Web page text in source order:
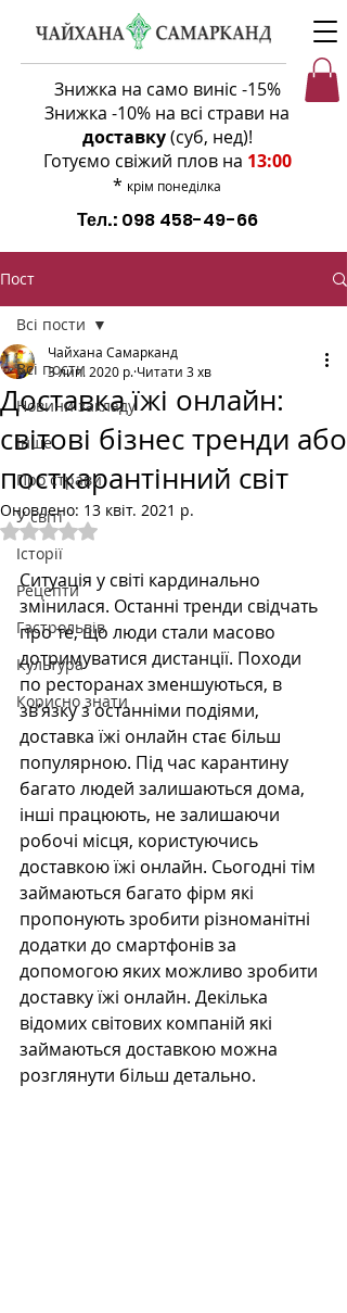
Знижка на само виніс -15%
Знижка -10% на всі страви на
доставку(суб, нед)!
Готуємо свіжий плов на 13:00
* крім понеділка
Тел.: 098 458-49-66
Пост
Всі пости
Новини закладу
Інше
Про страви
У світі
Історії
Рецепти
Гастрольвів
Культура
Корисно знати
Всі пости
Доставка їжі онлайн:
світові бізнес тренди або
посткарантінний світ
Чайхана Самарканд
3 лип. 2020 р. Читати 3 хв
Оновлено: 13 квіт. 2021 р.
Оцінка: NaN з 5 зірок.
Ситуація у світі кардинально
змінилася. Останні тренди свідчать
про те, що люди стали масово
дотримуватися дистанції. Походи
по ресторанах зменшуються, в
зв’язку з останніми подіями,
доставка їжі онлайн стає більш
популярною. Під час карантину
багато людей залишаються дома,
інші працюють, не залишаючи
робочі місця, користуючись
доставкою їжі онлайн. Сьогодні тім
займаються багато фірм які
пропонують зробити різноманітні
додатки до смартфонів за
допомогою яких можливо зробити
доставку їжі онлайн. Декілька
відомих світових компаній які
займаються доставкою можна
розглянути більш детально.